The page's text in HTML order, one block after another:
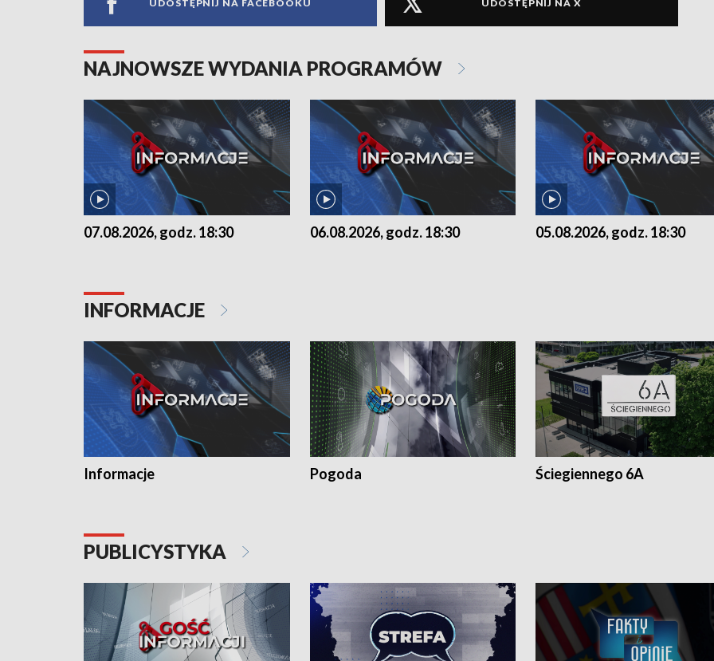
UDOSTĘPNIJ NA FACEBOOKU UDOSTĘPNIJ NA X
NAJNOWSZE WYDANIA PROGRAMÓW
07.08.2026, godz. 18:30 06.08.2026, godz. 18:30 05.08.2026, godz. 18:30
INFORMACJE
Informacje Pogoda Ściegiennego 6A
PUBLICYSTYKA